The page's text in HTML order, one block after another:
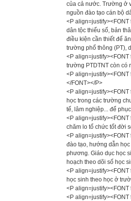
của cả nước. Trường ở
nguồn đào tạo cán bộ
<P
dân tộc thiểu số, bản
điều kiện cần thiết để
trường phổ thông (PT),
<P
trường PTDTNT còn có
<P
</FONT></P>
<P
học trong các trường
tế, lâm nghiệp... để
<P
chăm lo tổ chức tốt đời
<P
đào tạo, hướng dẫn
phương. Giáo dục học
hoạch theo dõi số học
<P
học sinh theo học ở
<P
<P